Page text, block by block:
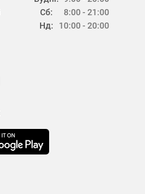
Сб:
Нд:
8:00 - 21:00
10:00 - 20:00